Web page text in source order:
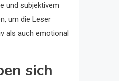
und subjektivem
um die Leser
als auch emotional
sich